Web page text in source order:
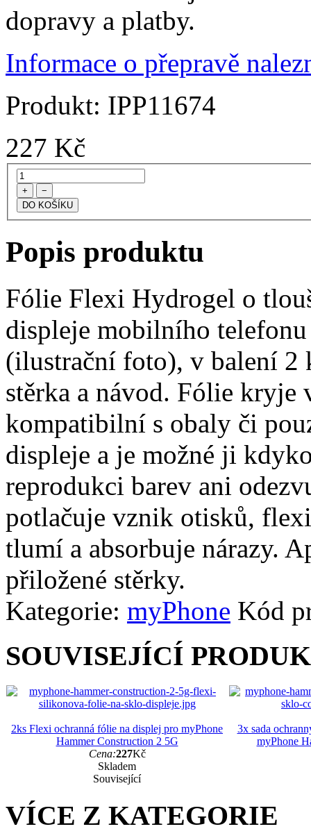
dopravy a platby.
Informace o přepravě
Produkt: IPP11674
227 Kč
+ −
Popis produktu
Fólie Flexi Hydrogel o
displeje mobilního
(ilustrační foto), v balení 2
stěrka a návod. Fólie kryje
kompatibilní s obaly či
displeje a je možné ji
reprodukci barev ani
potlačuje vznik otisků,
tlumí a absorbuje nárazy.
přiložené stěrky.
Kategorie: myPhone Kód
SOUVISEJÍCÍ
2ks Flexi ochranná fólie na displej pro myPhone
Hammer Construction 2 5G
Cena:227Kč
Skladem
Související
3x sada
myPhone
VÍCE Z KATEGORIE